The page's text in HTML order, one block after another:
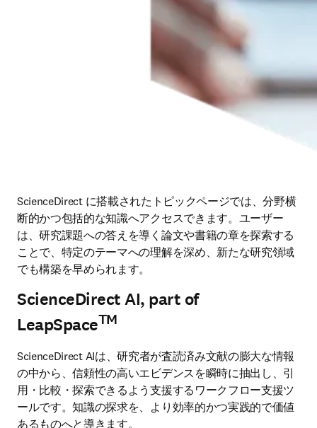
ScienceDirect に搭載されたトピックページでは、分野横
断的かつ包括的な知識へアクセスできます。ユーザー
は、研究課題への答えを導く論文や書籍の章を探索する
ことで、特定のテーマへの理解を深め、新たな研究領域
でも構築を早められます。
ScienceDirect AI, part of
LeapSpaceTM
ScienceDirect AIは、研究者が査読済み文献の膨大な情報
の中から、信頼性の高いエビデンスを瞬時に抽出し、引
用・比較・探索できるよう支援するワークフロー支援ツ
ールです。知識の探求を、より効率的かつ実践的で価値
あるものへと導きます。